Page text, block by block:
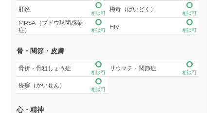
肝炎
相談可
梅毒（ばいどく）
相談可
MRSA（ブドウ球菌感染
症）
相談可
HIV
相談可
骨・関節・皮膚
骨折・骨粗しょう症
相談可
リウマチ・関節症
相談可
疥癬（かいせん）
相談可
心・精神